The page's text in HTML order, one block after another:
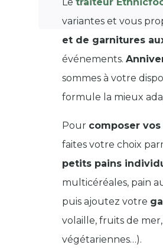
Le traiteur
variantes et vous
et de garnitures
événements.
sommes à votre
formule la mieux
Pour composer
faites votre choix
petits pains
multicéréales, pain
puis ajoutez votre
volaille, fruits de
végétariennes…).